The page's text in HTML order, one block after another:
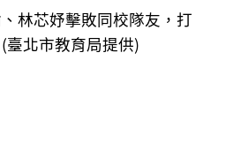
林芯妤擊敗同校隊友，打
北市教育局提供)